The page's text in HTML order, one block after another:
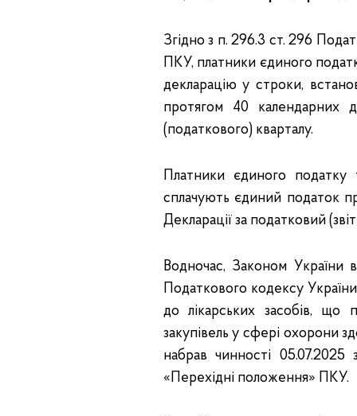
Згідно з п. 296.3 ст. 296
ПКУ, платники єдиного
декларацію у строки,
протягом 40 календарних
(податкового) кварталу.
Платники єдиного податку
сплачують єдиний податок
Декларації за податковий
Водночас, Законом
Податкового кодексу
до лікарських засобів, що
закупівель у сфері охорони
набрав чинності
«Перехідні положення» ПКУ.